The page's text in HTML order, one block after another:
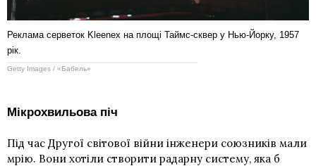
Реклама серветок Kleenex на площі Таймс-сквер у Нью-Йорку, 1957
рік.
Getty Images / «Бабель»
Мікрохвильова піч
Під час Другої світової війни інженери союзників мали
мрію. Вони хотіли створити радарну систему, яка б